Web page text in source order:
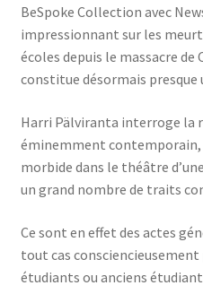
BeSpoke Collection avec
impressionnant sur les
écoles depuis le massacre de
constitue désormais presque
Harri Pälviranta interroge la
éminemment contemporain,
morbide dans le théâtre
un grand nombre de traits
Ce sont en effet des actes
tout cas
étudiants ou anciens